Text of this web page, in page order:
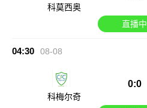
科莫西奥
直播中
04:30 08-08
科梅尔奇
0:0